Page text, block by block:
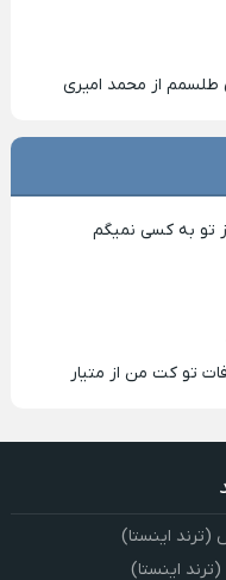
طلسمم از محمد امیری
تو به کسی نمیگم
تو کت من از متیار
(ترند اینستا)
اینستا)